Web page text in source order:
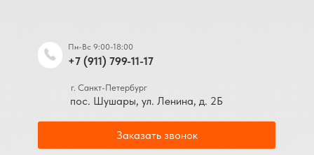
+7 (911) 799-11-17
Пн-Вс 9:00-18:00
Заказать звонок
пос. Шушары, ул. Ленина, д. 2Б
г. Санкт-Петербург